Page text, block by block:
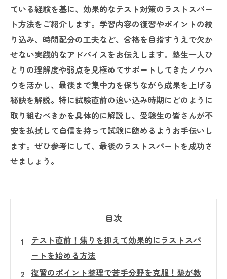
ている経験を基に、効果的なテスト対策のラストスパー
ト方法をご紹介します。学習内容の復習やポイントの絞
り込み、時間配分の工夫など、合格を目指すうえで欠か
せない実践的なアドバイスをお伝えします。塾生一人ひ
とりの理解度や弱点を見極めてサポートしてきたノウハ
ウを活かし、最後まで集中力を保ちながら成果を上げる
秘訣を解説。特に試験直前の追い込み時期にどのように
取り組むべきかを具体的に解説し、受験生の皆さんが不
安を払拭して自信を持って試験に臨めるようお手伝いし
ます。ぜひ参考にして、最後のラストスパートを成功さ
せましょう。
目次
テスト直前！焦りを抑えて効果的にラストスパ
ートを始める方法
復習のポイント整理で苦手分野を克服！塾が教